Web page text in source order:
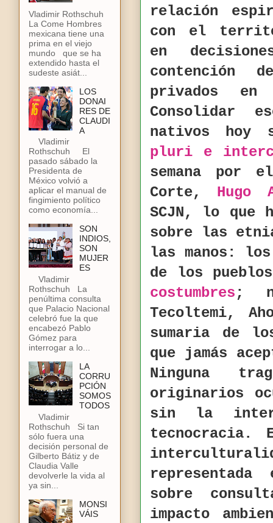
relación
con el
en
contención
privados en
Consolidar
nativos hoy
pluri e
semana por
Corte, Hugo
SCJN, lo que
sobre las
las manos:
de los
costumbres ;
Tecoltemi,
sumaria de
que jamás
Ninguna
originarios
sin la
tecnocracia.
sobre
impacto
Vladimir Rothschuh
La Come Hombres
mexicana tiene una
prima en el viejo
mundo que se ha
extendido hasta el
sudeste asiát...
LOS
DONAI
RES DE
CLAUDI
A
Vladimir
Rothschuh El
pasado sábado la
Presidenta de
México volvió a
aplicar el manual de
fingimiento político
como economía...
SON
INDIOS,
SON
MUJER
ES
Vladimir
Rothschuh La
penúltima consulta
que Palacio Nacional
celebró fue la que
encabezó Pablo
Gómez para
interrogar a lo...
LA
CORRU
PCIÓN
SOMOS
TODOS
Vladimir
Rothschuh Si tan
sólo fuera una
decisión personal de
Gilberto Bátiz y de
Claudia Valle
devolverle la vida al
ya sin...
MONSI
VÁIS